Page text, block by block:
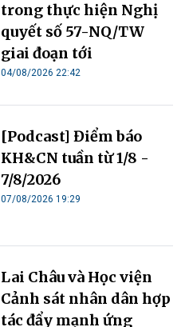
trong thực hiện Nghị
quyết số 57-NQ/TW
giai đoạn tới
04/08/2026 22:42
[Podcast] Điểm báo
KH&CN tuần từ 1/8 -
7/8/2026
07/08/2026 19:29
Lai Châu và Học viện
Cảnh sát nhân dân hợp
tác đẩy mạnh ứng